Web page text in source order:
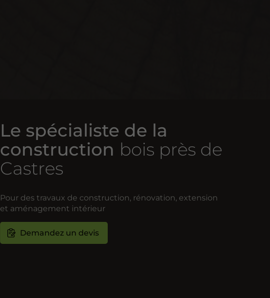
Le spécialiste de la
construction bois près de
Castres
Pour des travaux de construction, rénovation, extension
et aménagement intérieur
Demandez un devis